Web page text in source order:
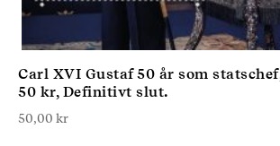
Carl XVI Gustaf 50 år som
50 kr, Definitivt slut.
50,00 kr